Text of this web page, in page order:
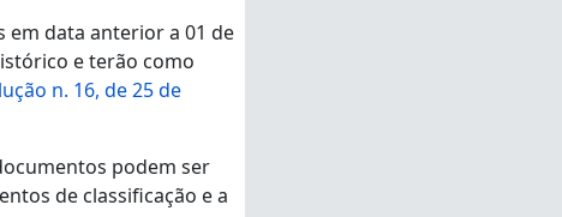
em data anterior a 01 de
e terão como
n. 16, de 25 de
podem ser
de classificação e a